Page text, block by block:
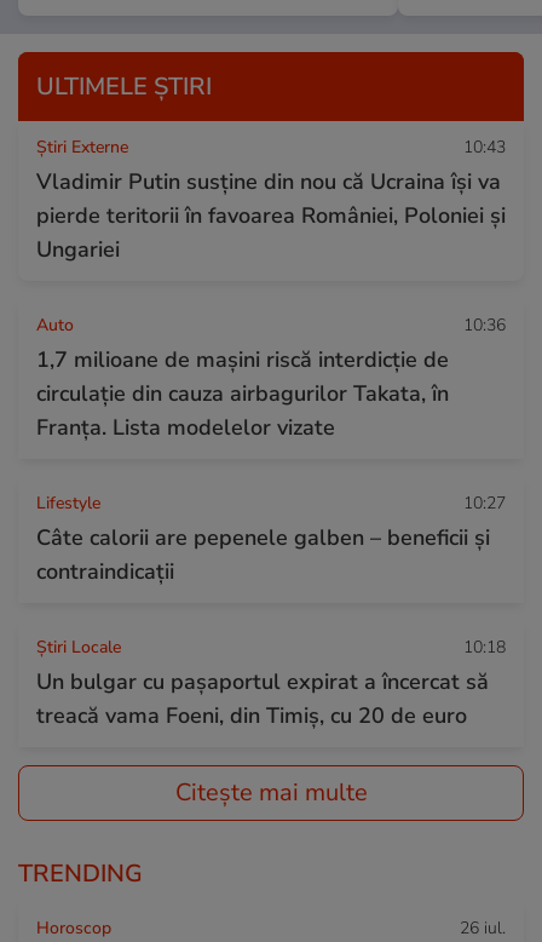
ULTIMELE ȘTIRI
Știri Externe 10:43
Vladimir Putin susține din nou că Ucraina își va
pierde teritorii în favoarea României, Poloniei și
Ungariei
Auto 10:36
1,7 milioane de mașini riscă interdicție de
circulație din cauza airbagurilor Takata, în
Franța. Lista modelelor vizate
Lifestyle 10:27
Câte calorii are pepenele galben – beneficii și
contraindicații
Știri Locale 10:18
Un bulgar cu pașaportul expirat a încercat să
treacă vama Foeni, din Timiș, cu 20 de euro
Citește mai multe
TRENDING
Horoscop 26 iul.